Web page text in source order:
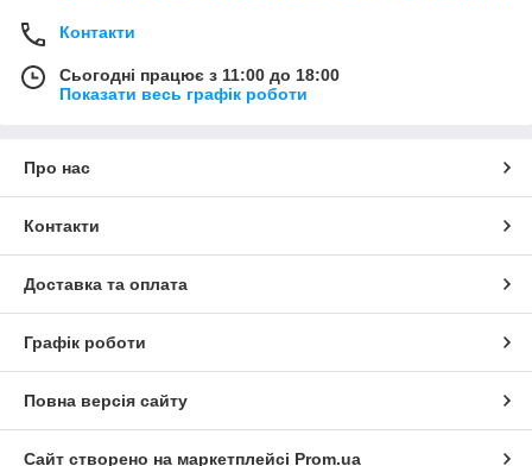
Контакти
Сьогодні працює з 11:00 до 18:00
Показати весь графік роботи
Про нас
Контакти
Доставка та оплата
Графік роботи
Повна версія сайту
Сайт створено на маркетплейсі Prom.ua